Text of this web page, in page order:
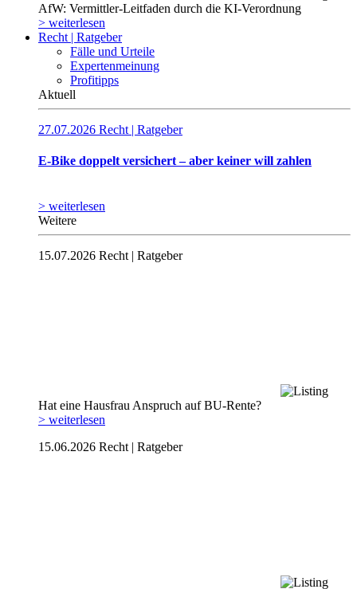
AfW: Vermittler-Leitfaden durch die KI-Verordnung
> weiterlesen
Recht | Ratgeber
Fälle und Urteile
Expertenmeinung
Profitipps
Aktuell
27.07.2026 Recht | Ratgeber
E-Bike doppelt versichert – aber keiner will zahlen
> weiterlesen
Weitere
15.07.2026 Recht | Ratgeber
Hat eine Hausfrau Anspruch auf BU-Rente?
> weiterlesen
15.06.2026 Recht | Ratgeber